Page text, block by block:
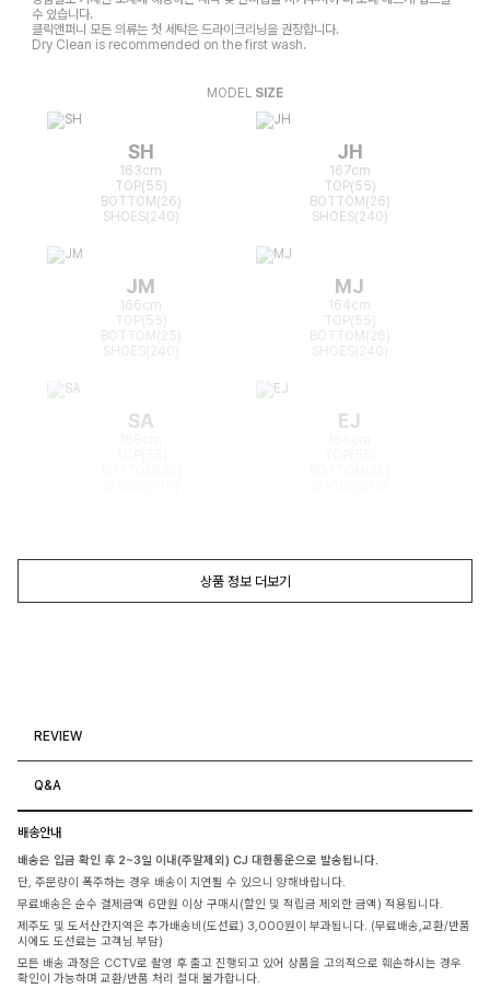
수 있습니다.
클릭앤퍼니 모든 의류는 첫 세탁은 드라이크리닝을 권장합니다.
Dry Clean is recommended on the first wash.
MODEL SIZE
SH
163cm
TOP(55)
BOTTOM(26)
SHOES(240)
JH
167cm
TOP(55)
BOTTOM(26)
SHOES(240)
JM
166cm
TOP(55)
BOTTOM(25)
MJ
164cm
TOP(55)
BOTTOM(26)
SA EJ
상품 정보 더보기
REVIEW
Q&A
배송안내
배송은 입금 확인 후 2~3일 이내(주말제외) CJ 대한통운으로 발송됩니다.
단, 주문량이 폭주하는 경우 배송이 지연될 수 있으니 양해바랍니다.
무료배송은 순수 결제금액 6만원 이상 구매시(할인 및 적립금 제외한 금액) 적용됩니다.
제주도 및 도서산간지역은 추가배송비(도선료) 3,000원이 부과됩니다. (무료배송,교환/반품
시에도 도선료는 고객님 부담)
모든 배송 과정은 CCTV로 촬영 후 출고 진행되고 있어 상품을 고의적으로 훼손하시는 경우
확인이 가능하며 교환/반품 처리 절대 불가합니다.